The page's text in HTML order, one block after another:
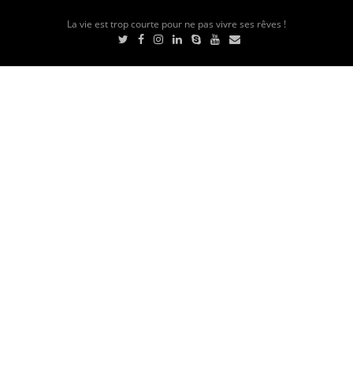
La vie est trop courte pour ne pas vivre ses rêves !